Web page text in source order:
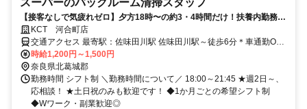
【接客なしで気疲れゼロ】夕方18時〜の約3・4時間だけ！扶養内勤務
OK/副業・WワークOK！ 週2～の短時間勤務！シフト融通抜群！
KCT 河合町店
交通アクセス 最寄駅：佐味田川駅 佐味田川駅～徒歩6分＊車通勤OK
＊バイク通勤OK
時給1,200円～1,500円
奈良県北葛城郡
勤務時間 シフト制 ＼勤務時間について／ 18:00～21:45 ★週2日～、
応相談！ ★土日祝のみも歓迎です！ ◆1か月ごとの希望シフト制
◆Wワーク・副業歓迎◎